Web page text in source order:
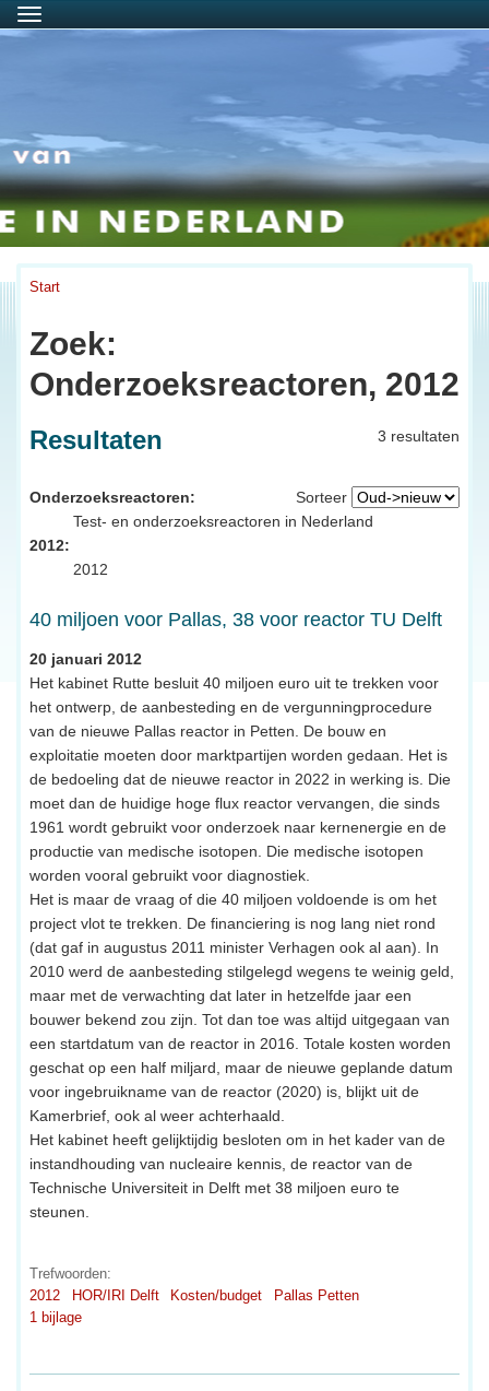
Menu
Start
Zoek:
Onderzoeksreactoren, 2012
3 resultaten
Resultaten
Sorteer
Onderzoeksreactoren:
Test- en onderzoeksreactoren in Nederland
2012:
2012
40 miljoen voor Pallas, 38 voor reactor TU Delft
20 januari 2012
Het kabinet Rutte besluit 40 miljoen euro uit te trekken voor
het ontwerp, de aanbesteding en de vergunningprocedure
van de nieuwe Pallas reactor in Petten. De bouw en
exploitatie moeten door marktpartijen worden gedaan. Het is
de bedoeling dat de nieuwe reactor in 2022 in werking is. Die
moet dan de huidige hoge flux reactor vervangen, die sinds
1961 wordt gebruikt voor onderzoek naar kernenergie en de
productie van medische isotopen. Die medische isotopen
worden vooral gebruikt voor diagnostiek.
Het is maar de vraag of die 40 miljoen voldoende is om het
project vlot te trekken. De financiering is nog lang niet rond
(dat gaf in augustus 2011 minister Verhagen ook al aan). In
2010 werd de aanbesteding stilgelegd wegens te weinig geld,
maar met de verwachting dat later in hetzelfde jaar een
bouwer bekend zou zijn. Tot dan toe was altijd uitgegaan van
een startdatum van de reactor in 2016. Totale kosten worden
geschat op een half miljard, maar de nieuwe geplande datum
voor ingebruikname van de reactor (2020) is, blijkt uit de
Kamerbrief, ook al weer achterhaald.
Het kabinet heeft gelijktijdig besloten om in het kader van de
instandhouding van nucleaire kennis, de reactor van de
Technische Universiteit in Delft met 38 miljoen euro te
steunen.
Trefwoorden:
2012
HOR/IRI Delft Kosten/budget
Pallas Petten
1 bijlage